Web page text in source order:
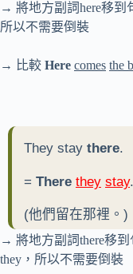
→ 將地方副詞here移到
所以不需要倒裝
→ 比較 Here comes the
They stay there.
= There they stay.
(他們留在那裡。)
→ 將地方副詞there移
they，所以不需要倒裝